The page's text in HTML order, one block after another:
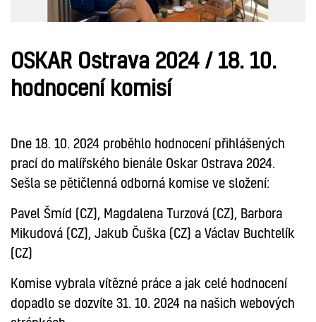
OSKAR Ostrava 2024 / 18. 10.
hodnocení komisí
Dne 18. 10. 2024 proběhlo hodnocení přihlášených
prací do malířského bienále Oskar Ostrava 2024.
Sešla se pětičlenná odborná komise ve složení:
Pavel Šmíd (CZ), Magdalena Turzová (CZ), Barbora
Mikudová (CZ), Jakub Čuška (CZ) a Václav Buchtelík
(CZ)
Komise vybrala vítězné práce a jak celé hodnocení
dopadlo se dozvíte 31. 10. 2024 na našich webových